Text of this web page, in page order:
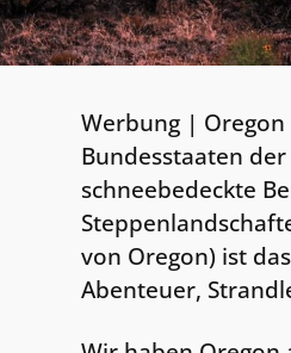
Werbung |
Bundesstaaten der
schneebedeckte
von Oregon) ist
Abenteuer,